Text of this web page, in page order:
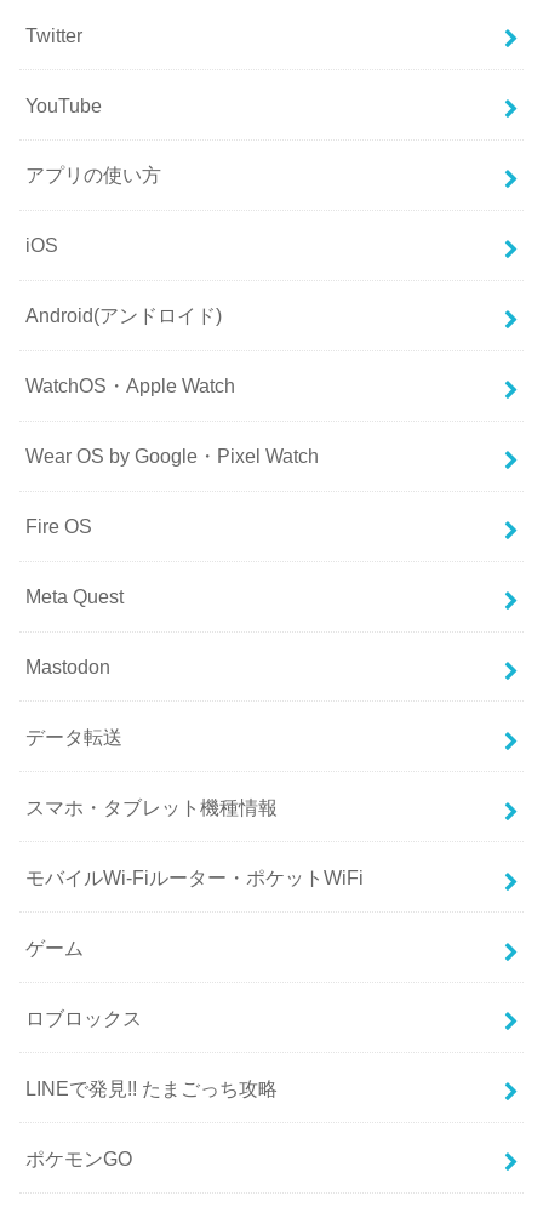
Twitter
YouTube
アプリの使い方
iOS
Android(アンドロイド)
WatchOS・Apple Watch
Wear OS by Google・Pixel Watch
Fire OS
Meta Quest
Mastodon
データ転送
スマホ・タブレット機種情報
モバイルWi-Fiルーター・ポケットWiFi
ゲーム
ロブロックス
LINEで発見!! たまごっち攻略
ポケモンGO